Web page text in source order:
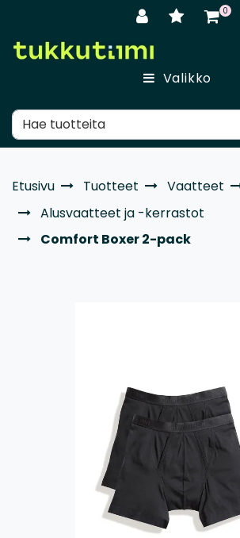
0
Valikko
Etusivu Tuotteet Vaatteet
Alusvaatteet ja -kerrastot
Comfort Boxer 2-pack